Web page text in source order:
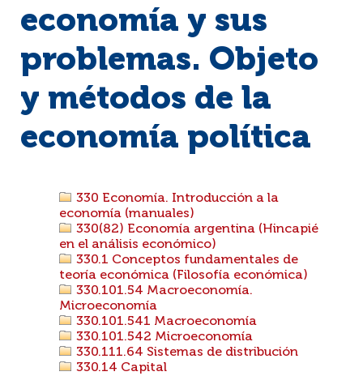
economía y sus
problemas. Objeto
y métodos de la
economía política
330 Economía. Introducción a la
economía (manuales)
330(82) Economía argentina (Hincapié
en el análisis económico)
330.1 Conceptos fundamentales de
teoría económica (Filosofía económica)
330.101.54 Macroeconomía.
Microeconomía
330.101.541 Macroeconomía
330.101.542 Microeconomía
330.111.64 Sistemas de distribución
330.14 Capital